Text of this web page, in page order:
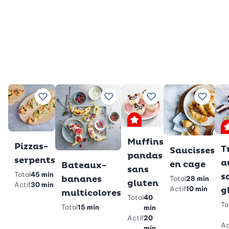
Ajouter à vos recettes préférées
Pizzas-
serpents
Total45 min
Actif30 min
Ajouter à vos recettes préférées
Bateaux-
bananes
multicolores
Total15 min
Ajouter à vos
Premium
Muffins
pandas
sans
gluten
Total40
min
Actif20
Saucisses
en cage
Total28 min
Actif10 min